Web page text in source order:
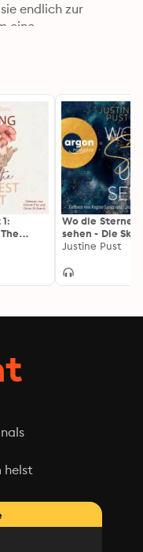
endlich zur
eine
die
bevorsteht und
tiefe
Wo die Sterne
sehen - Die
Reihe, Band 1
Justine Pust
helst